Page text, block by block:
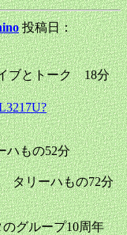
投稿日：
ブとトーク 18分
ハもの52分
タリーハもの72分
のグループ10周年